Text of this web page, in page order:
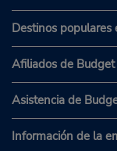
Destinos populares
Afiliados de Budget
Asistencia de
Información de la